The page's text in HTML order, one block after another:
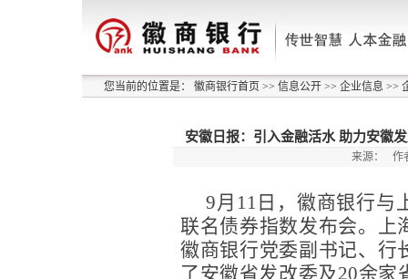
您当前的位置是： 徽商银行首页 >> 信息公开 >> 企业信息 >>
安徽日报：引入金融活水 助力安徽
来源： 作